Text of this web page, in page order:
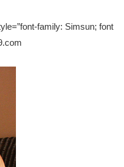
family: Simsun; font